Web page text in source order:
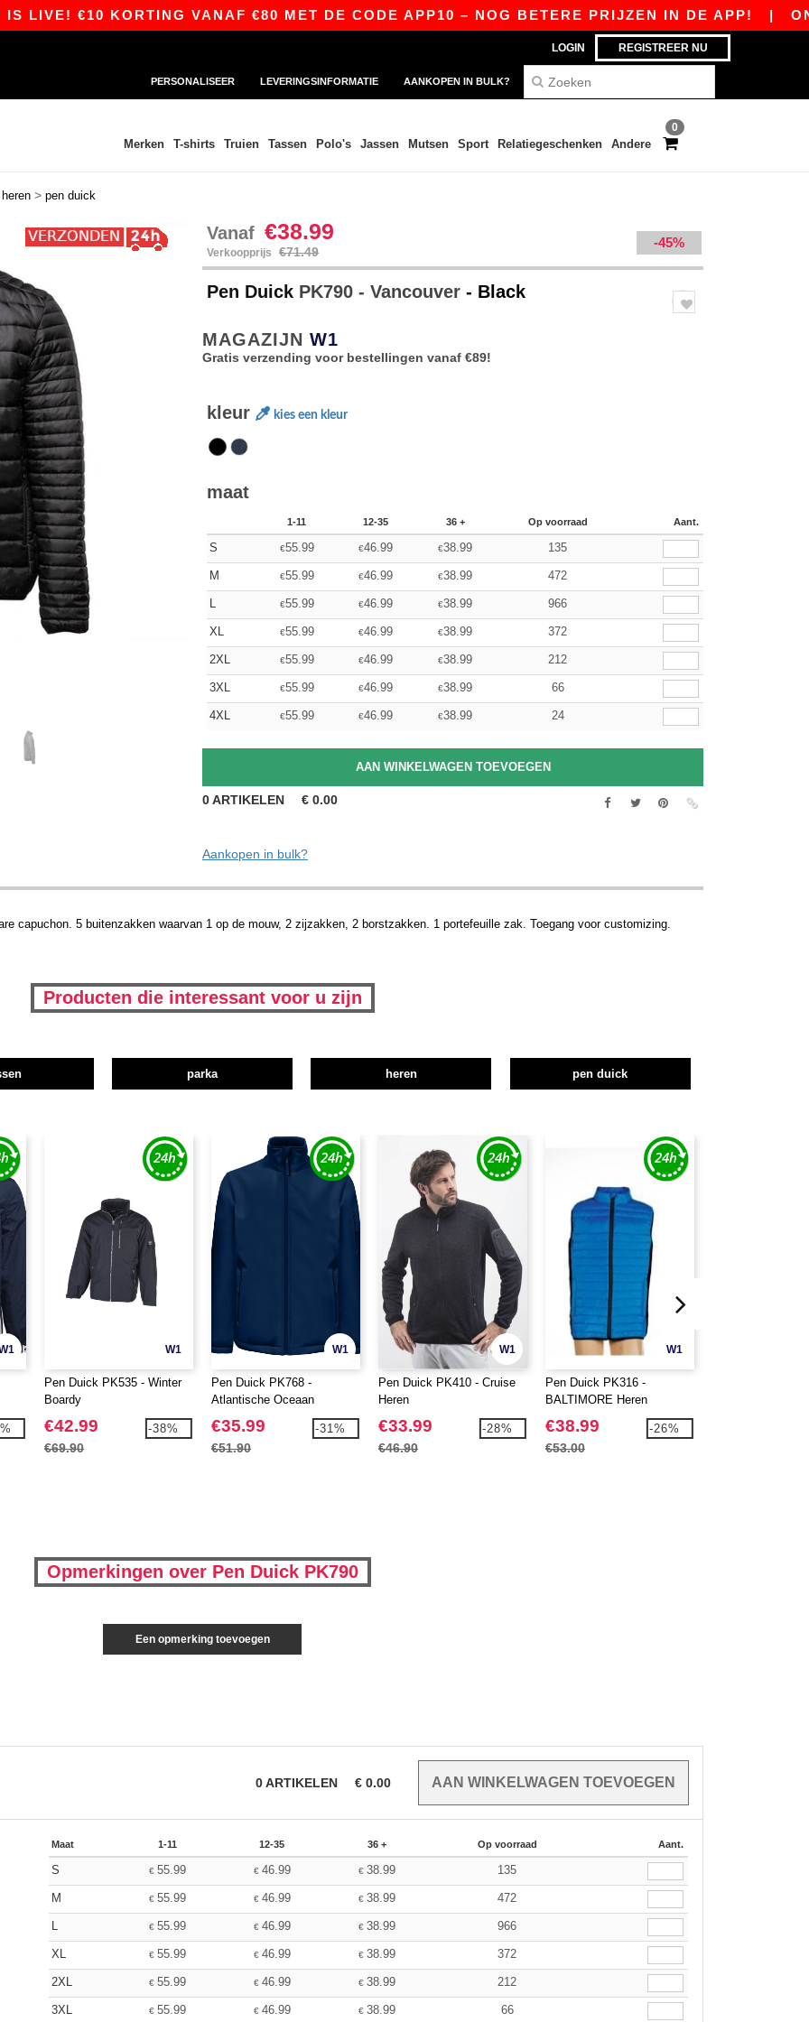
€10 KORTING VANAF €80 MET DE CODE APP10 – NOG BETERE PRIJZEN IN DE APP!|
LOGIN REGISTREER NU
PERSONALISEER LEVERINGSINFORMATIE AANKOPEN IN BULK?
0
Merken T-shirts Truien Tassen Polo's Jassen Mutsen Sport Relatiegeschenken Andere
heren > pen duick
Vanaf €38.99
Verkoopprijs €71.49
-45%
Pen Duick PK790 - Vancouver - Black
MAGAZIJN W1
Gratis verzending voor bestellingen vanaf €89!
kleur kies een kleur
maat
1-11 12-35 36 + Op voorraad Aant.
S €55.99 €46.99 €38.99 135
M €55.99 €46.99 €38.99 472
L €55.99 €46.99 €38.99 966
XL €55.99 €46.99 €38.99 372
2XL €55.99 €46.99 €38.99 212
3XL €55.99 €46.99 €38.99 66
4XL €55.99 €46.99 €38.99 24
0ARTIKELEN € 0.00
Aankopen in bulk?
capuchon. 5 buitenzakken waarvan 1 op de mouw, 2 zijzakken, 2 borstzakken. 1 portefeuille zak. Toegang voor customizing.
Producten die interessant voor u zijn
parka heren pen duick
W1
Pen Duick PK535 - Winter
Boardy
€42.99
€69.90
-38%
W1
Pen Duick PK768 -
Atlantische Oceaan
€35.99
€51.90
-31%
W1
Pen Duick PK410 - Cruise
Heren
€33.99
€46.90
-28%
W1
Pen Duick PK316 -
BALTIMORE Heren
Bodywarmer
€38.99
€53.00
-26%
Opmerkingen over Pen Duick PK790
Een opmerking toevoegen
0ARTIKELEN € 0.00
Maat 1-11 12-35 36 + Op voorraad Aant.
S €55.99 € 46.99 € 38.99 135
M €55.99 € 46.99 € 38.99 472
L €55.99 € 46.99 € 38.99 966
XL €55.99 € 46.99 € 38.99 372
2XL €55.99 € 46.99 € 38.99 212
3XL €55.99 € 46.99 € 38.99 66